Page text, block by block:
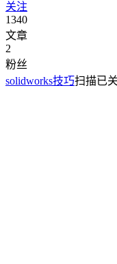
关注
1340
文章
2
粉丝
solidworks技巧扫描已